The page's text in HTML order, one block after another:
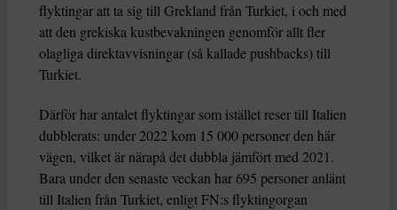
flyktingar att ta sig till Grekland från Turkiet, i och med
att den grekiska kustbevakningen genomför allt fler
olagliga direktavvisningar (så kallade pushbacks) till
Turkiet.
Därför har antalet flyktingar som istället reser till Italien
dubblerats: under 2022 kom 15 000 personer den här
vägen, vilket är närapå det dubbla jämfört med 2021.
Bara under den senaste veckan har 695 personer anlänt
till Italien från Turkiet, enligt FN:s flyktingorgan